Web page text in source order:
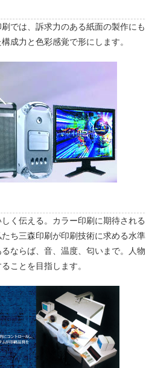
では、訴求力のある紙面の製作にも
成力と色彩感覚で形にします。
く伝える。カラー印刷に期待される
ち三森印刷が印刷技術に求める水準
ならば、音、温度、匂いまで。人物
ことを目指します。